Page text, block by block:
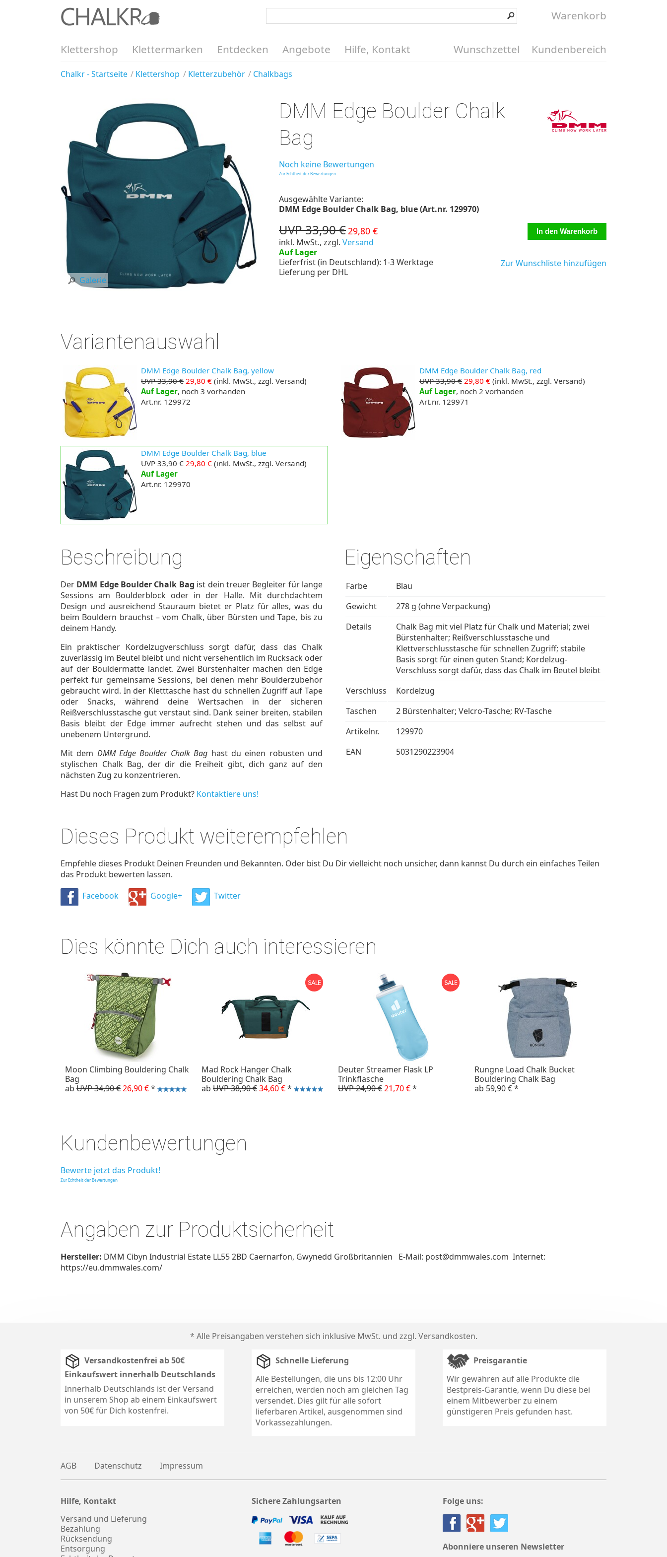
Warenkorb
Klettershop Klettermarken Entdecken Angebote Hilfe, Kontakt Kundenbereich
Wunschzettel
Chalkr - Startseite Klettershop Kletterzubehör Chalkbags
Galerie
DMM Edge Boulder Chalk
Bag
Noch keine Bewertungen
Zur Echtheit der Bewertungen
Ausgewählte Variante:
DMM Edge Boulder Chalk Bag, blue (Art.nr. 129970)
UVP 33,90 € 29,80 €
inkl. MwSt., zzgl. Versand
Auf Lager
Lieferfrist (in Deutschland): 1-3 Werktage
Lieferung per DHL
Zur Wunschliste hinzufügen
Variantenauswahl
DMM Edge Boulder Chalk Bag, yellow
UVP 33,90 € 29,80 € (inkl. MwSt., zzgl. Versand)
Auf Lager, noch 3 vorhanden
Art.nr. 129972
DMM Edge Boulder Chalk Bag, red
UVP 33,90 € 29,80 € (inkl. MwSt., zzgl. Versand)
Auf Lager, noch 2 vorhanden
Art.nr. 129971
DMM Edge Boulder Chalk Bag, blue
UVP 33,90 € 29,80 € (inkl. MwSt., zzgl. Versand)
Auf Lager
Art.nr. 129970
Eigenschaften
Farbe
Blau
Gewicht
278 g (ohne Verpackung)
Details
Chalk Bag mit viel Platz für Chalk und Material; zwei
Bürstenhalter; Reißverschlusstasche und
Klettverschlusstasche für schnellen Zugriff; stabile
Basis sorgt für einen guten Stand; Kordelzug-
Verschluss sorgt dafür, dass das Chalk im Beutel bleibt
Verschluss
Kordelzug
Taschen
2 Bürstenhalter; Velcro-Tasche; RV-Tasche
Artikelnr.
129970
EAN
5031290223904
Beschreibung
Der DMM Edge Boulder Chalk Bag ist dein treuer Begleiter für lange
Sessions am Boulderblock oder in der Halle. Mit durchdachtem
Design und ausreichend Stauraum bietet er Platz für alles, was du
beim Bouldern brauchst – vom Chalk, über Bürsten und Tape, bis zu
deinem Handy.
Ein praktischer Kordelzugverschluss sorgt dafür, dass das Chalk
zuverlässig im Beutel bleibt und nicht versehentlich im Rucksack oder
auf der Bouldermatte landet. Zwei Bürstenhalter machen den Edge
perfekt für gemeinsame Sessions, bei denen mehr Boulderzubehör
gebraucht wird. In der Kletttasche hast du schnellen Zugriff auf Tape
oder Snacks, während deine Wertsachen in der sicheren
Reißverschlusstasche gut verstaut sind. Dank seiner breiten, stabilen
Basis bleibt der Edge immer aufrecht stehen und das selbst auf
unebenem Untergrund.
Mit dem DMM Edge Boulder Chalk Bag hast du einen robusten und
stylischen Chalk Bag, der dir die Freiheit gibt, dich ganz auf den
nächsten Zug zu konzentrieren.
Hast Du noch Fragen zum Produkt? Kontaktiere uns!
Dieses Produkt weiterempfehlen
Empfehle dieses Produkt Deinen Freunden und Bekannten. Oder bist Du Dir vielleicht noch unsicher, dann kannst Du durch ein einfaches Teilen
das Produkt bewerten lassen.
Facebook
Google+ Twitter
Dies könnte Dich auch interessieren
Moon Climbing Bouldering Chalk
Bag
ab UVP 34,90 €26,90 €*
Mad Rock Hanger Chalk
Bouldering Chalk Bag
ab UVP 38,90 €34,60 €*
Deuter Streamer Flask LP
Trinkflasche
UVP 24,90 €21,70 €*
Rungne Load Chalk Bucket
Bouldering Chalk Bag
ab 59,90 €*
Kundenbewertungen
Bewerte jetzt das Produkt!
Zur Echtheit der Bewertungen
Angaben zur Produktsicherheit
Hersteller: DMM Cibyn Industrial Estate LL55 2BD Caernarfon, Gwynedd Großbritannien E-Mail: post@dmmwales.com Internet:
https://eu.dmmwales.com/
* Alle Preisangaben verstehen sich inklusive MwSt. und zzgl. Versandkosten.
Versandkostenfrei ab 50€
Einkaufswert innerhalb Deutschlands
Innerhalb Deutschlands ist der Versand
in unserem Shop ab einem Einkaufswert
von 50€ für Dich kostenfrei.
Schnelle Lieferung
Alle Bestellungen, die uns bis 12:00 Uhr
erreichen, werden noch am gleichen Tag
versendet. Dies gilt für alle sofort
lieferbaren Artikel, ausgenommen sind
Vorkassezahlungen.
Preisgarantie
Wir gewähren auf alle Produkte die
Bestpreis-Garantie, wenn Du diese bei
einem Mitbewerber zu einem
günstigeren Preis gefunden hast.
AGB Datenschutz Impressum
Hilfe, Kontakt
Versand und Lieferung
Bezahlung
Rücksendung
Entsorgung
Sichere Zahlungsarten
Folge uns:
Abonniere unseren Newsletter